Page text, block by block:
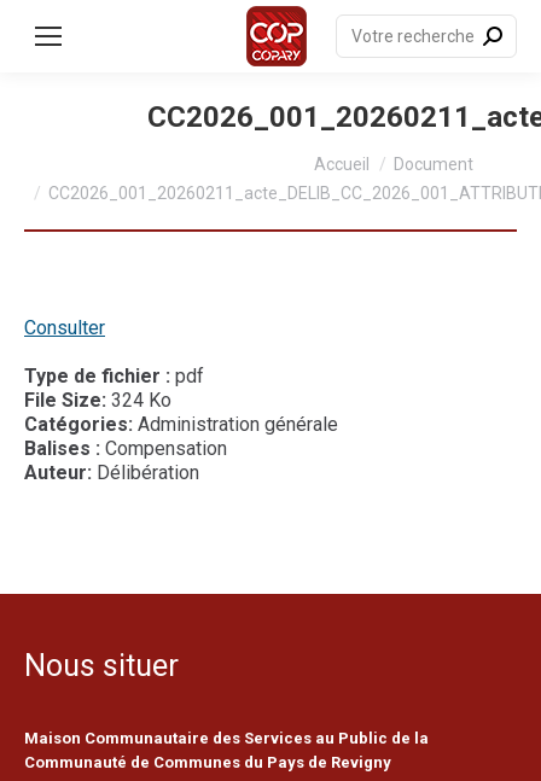
principal
Recherche
:
Accueil
Document
Consulter
Type de fichier : pdf
File Size: 324 Ko
Catégories: Administration générale
Balises : Compensation
Auteur: Délibération
Nous situer
Maison Communautaire des Services au Public de la
Communauté de Communes du Pays de Revigny